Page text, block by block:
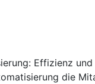
Effizienz und
die